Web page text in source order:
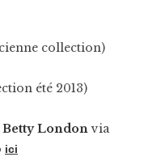
collection)
été 2013)
Betty London via
ici